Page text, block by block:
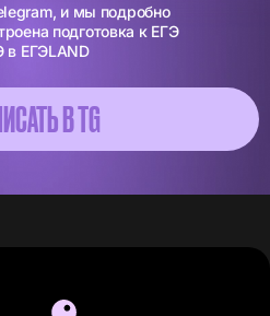
и мы подробно
подготовка к ЕГЭ
в ЕГЭLAND
В ТG